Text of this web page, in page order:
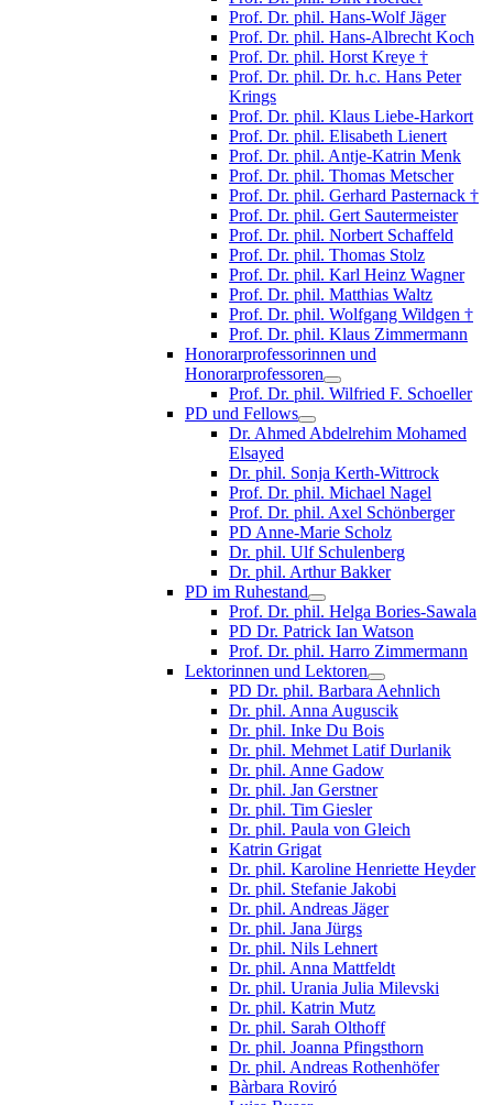
Prof. Dr. phil. Hans-Wolf Jäger
Prof. Dr. phil. Hans-Albrecht Koch
Prof. Dr. phil. Horst Kreye †
Prof. Dr. phil. Dr. h.c. Hans Peter
Krings
Prof. Dr. phil. Klaus Liebe-Harkort
Prof. Dr. phil. Elisabeth Lienert
Prof. Dr. phil. Antje-Katrin Menk
Prof. Dr. phil. Thomas Metscher
Prof. Dr. phil. Gerhard Pasternack †
Prof. Dr. phil. Gert Sautermeister
Prof. Dr. phil. Norbert Schaffeld
Prof. Dr. phil. Thomas Stolz
Prof. Dr. phil. Karl Heinz Wagner
Prof. Dr. phil. Matthias Waltz
Prof. Dr. phil. Wolfgang Wildgen †
Prof. Dr. phil. Klaus Zimmermann
Honorarprofessorinnen und
Honorarprofessoren
Prof. Dr. phil. Wilfried F. Schoeller
PD und Fellows
Dr. Ahmed Abdelrehim Mohamed
Elsayed
Dr. phil. Sonja Kerth-Wittrock
Prof. Dr. phil. Michael Nagel
Prof. Dr. phil. Axel Schönberger
PD Anne-Marie Scholz
Dr. phil. Ulf Schulenberg
Dr. phil. Arthur Bakker
PD im Ruhestand
Prof. Dr. phil. Helga Bories-Sawala
PD Dr. Patrick Ian Watson
Prof. Dr. phil. Harro Zimmermann
Lektorinnen und Lektoren
PD Dr. phil. Barbara Aehnlich
Dr. phil. Anna Auguscik
Dr. phil. Inke Du Bois
Dr. phil. Mehmet Latif Durlanik
Dr. phil. Anne Gadow
Dr. phil. Jan Gerstner
Dr. phil. Tim Giesler
Dr. phil. Paula von Gleich
Katrin Grigat
Dr. phil. Karoline Henriette Heyder
Dr. phil. Stefanie Jakobi
Dr. phil. Andreas Jäger
Dr. phil. Jana Jürgs
Dr. phil. Nils Lehnert
Dr. phil. Anna Mattfeldt
Dr. phil. Urania Julia Milevski
Dr. phil. Katrin Mutz
Dr. phil. Sarah Olthoff
Dr. phil. Joanna Pfingsthorn
Dr. phil. Andreas Rothenhöfer
Bàrbara Roviró